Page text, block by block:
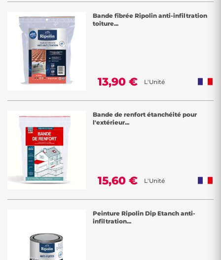
Bande fibrée Ripolin anti-infiltration
toiture...
13,90 € L'Unité
Bande de renfort étanchéité pour
l'extérieur...
15,60 € L'Unité
Peinture Ripolin Dip Etanch anti-
infiltration...